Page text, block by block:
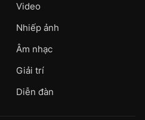
Video
Nhiếp ảnh
Âm nhạc
Giải trí
Diễn đàn